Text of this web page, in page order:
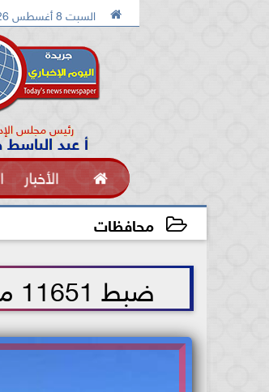
 السبت 8 أغسطس 2026
الدكتور محمد الصريدي يكشف المخطط الجديد
رئيس مجلس
أ عبد الباسط
 الأخبار
محافظات
ضبط 11651 مخالفًا لارتداء الكمامة و250 قضية تداول شيشة